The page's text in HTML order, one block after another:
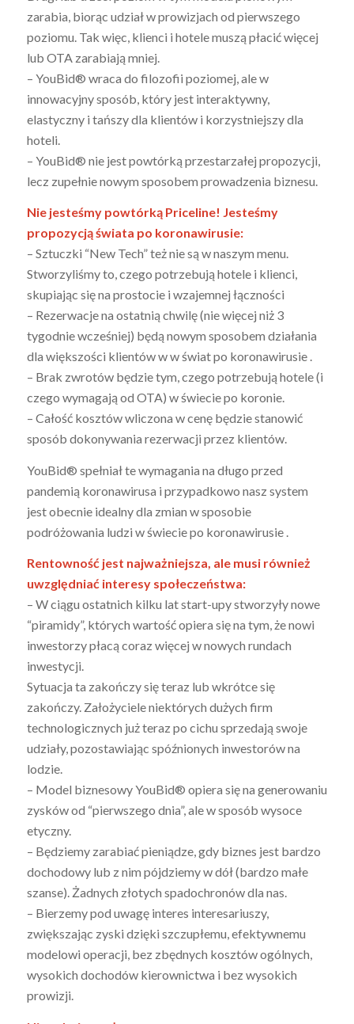
zarabia, biorąc udział w prowizjach od pierwszego
poziomu. Tak więc, klienci i hotele muszą płacić więcej
lub OTA zarabiają mniej.
– YouBid® wraca do filozofii poziomej, ale w
innowacyjny sposób, który jest interaktywny,
elastyczny i tańszy dla klientów i korzystniejszy dla
hoteli.
– YouBid® nie jest powtórką przestarzałej propozycji,
lecz zupełnie nowym sposobem prowadzenia biznesu.
Nie jesteśmy powtórką Priceline! Jesteśmy
propozycją świata po koronawirusie:
– Sztuczki “New Tech” też nie są w naszym menu.
Stworzyliśmy to, czego potrzebują hotele i klienci,
skupiając się na prostocie i wzajemnej łączności
– Rezerwacje na ostatnią chwilę (nie więcej niż 3
tygodnie wcześniej) będą nowym sposobem działania
dla większości klientów w w świat po koronawirusie .
– Brak zwrotów będzie tym, czego potrzebują hotele (i
czego wymagają od OTA) w świecie po koronie.
– Całość kosztów wliczona w cenę będzie stanowić
sposób dokonywania rezerwacji przez klientów.
YouBid® spełniał te wymagania na długo przed
pandemią koronawirusa i przypadkowo nasz system
jest obecnie idealny dla zmian w sposobie
podróżowania ludzi w świecie po koronawirusie .
Rentowność jest najważniejsza, ale musi również
uwzględniać interesy społeczeństwa:
– W ciągu ostatnich kilku lat start-upy stworzyły nowe
“piramidy”, których wartość opiera się na tym, że nowi
inwestorzy płacą coraz więcej w nowych rundach
inwestycji.
Sytuacja ta zakończy się teraz lub wkrótce się
zakończy. Założyciele niektórych dużych firm
technologicznych już teraz po cichu sprzedają swoje
udziały, pozostawiając spóźnionych inwestorów na
lodzie.
– Model biznesowy YouBid® opiera się na generowaniu
zysków od “pierwszego dnia”, ale w sposób wysoce
etyczny.
– Będziemy zarabiać pieniądze, gdy biznes jest bardzo
dochodowy lub z nim pójdziemy w dół (bardzo małe
szanse). Żadnych złotych spadochronów dla nas.
– Bierzemy pod uwagę interes interesariuszy,
zwiększając zyski dzięki szczupłemu, efektywnemu
modelowi operacji, bez zbędnych kosztów ogólnych,
wysokich dochodów kierownictwa i bez wysokich
prowizji.